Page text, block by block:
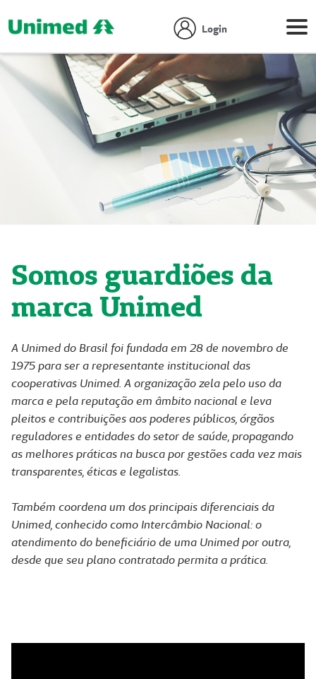
Login
Somos guardiões da
marca Unimed
A Unimed do Brasil foi fundada em 28 de novembro de
1975 para ser a representante institucional das
cooperativas Unimed. A organização zela pelo uso da
marca e pela reputação em âmbito nacional e leva
pleitos e contribuições aos poderes públicos, órgãos
reguladores e entidades do setor de saúde, propagando
as melhores práticas na busca por gestões cada vez mais
transparentes, éticas e legalistas.
Também coordena um dos principais diferenciais da
Unimed, conhecido como Intercâmbio Nacional: o
atendimento do beneficiário de uma Unimed por outra,
desde que seu plano contratado permita a prática.